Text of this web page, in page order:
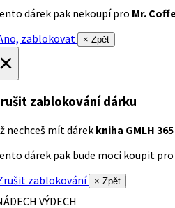
dárek pak nekoupí pro Mr.
zablokovat
× Zpět
zablokování dárku
nechceš mít dárek kniha GMLH 365
dárek pak bude moci koupit pro
zablokování
× Zpět